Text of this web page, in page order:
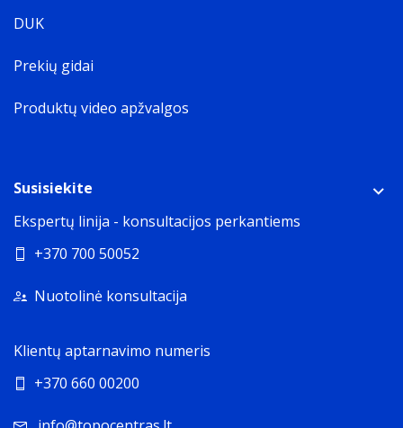
DUK
Prekių gidai
Produktų video apžvalgos
Susisiekite
Ekspertų linija - konsultacijos perkantiems
+370 700 50052
Nuotolinė konsultacija
Klientų aptarnavimo numeris
+370 660 00200